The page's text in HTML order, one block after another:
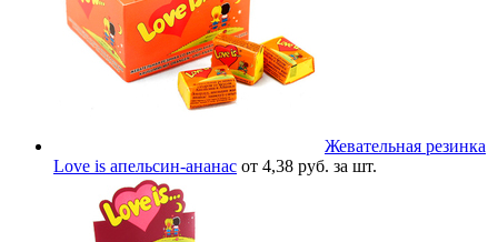
Жевательная резинка
Love is апельсин-ананас от 4,38 руб. за шт.